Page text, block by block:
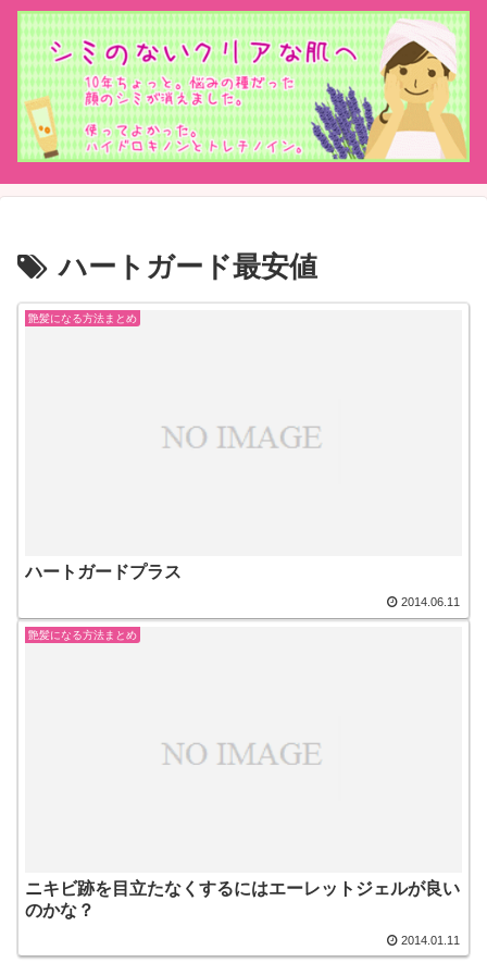
ハートガード最安値
艶髪になる方法まとめ
ハートガードプラス
2014.06.11
艶髪になる方法まとめ
ニキビ跡を目立たなくするにはエーレットジェルが良い
のかな？
2014.01.11